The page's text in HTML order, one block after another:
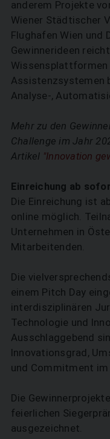
anderem Projekte
Wiener Städtischer
Flughafen Wien und
Gewinnerideen
Assistenzsystemen
Analyse-,
Mehr zu den
Challenge im Jahr
Artikel "Innovation
Einreichung ab
Die Einreichung ist
online möglich.
Unternehmen in
Mitarbeitenden.
Die
einem Pitch Day
interdisziplinären
Technologie und
Ausschlaggebend
Innovationsgrad,
und Commitment im
Die
feierlichen
ausgezeichnet.